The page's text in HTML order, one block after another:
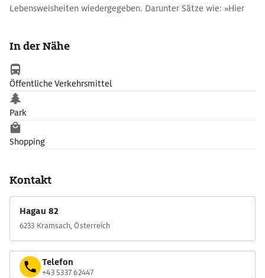
Lebensweisheiten wiedergegeben. Darunter Sätze wie: »Hier
Jakob Nissl. / Zu schwer musste er büßen hier / er starb an
selbstgebrautem Bier«.
In Arkaden wird die historische Entwicklung der Grabdenkmäler
des Alpenbogens gezeigt. Die schönsten von über 800
Grabkeuzen sind hier seit 2013 zu sehen.
In der Nähe
Öffentliche Verkehrsmittel
Park
Shopping
Kontakt
Hagau 82
6233 Kramsach, Österreich
Telefon
+43 5337 62447